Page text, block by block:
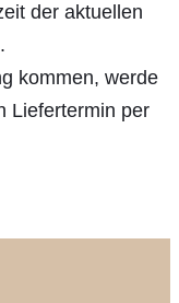
der aktuellen
kommen, werde
Liefertermin per